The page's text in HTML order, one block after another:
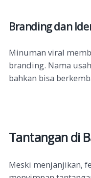
Branding dan
Minuman viral
branding. Nama
bahkan bisa
Tantangan di
Meski menjanjikan,